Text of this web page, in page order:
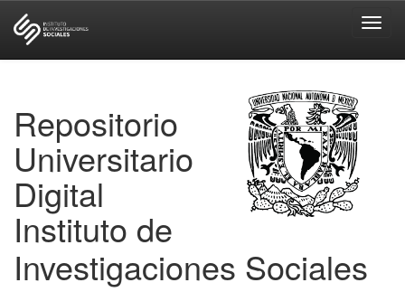
Repositorio
Universitario
Digital
Instituto de
Investigaciones Sociales